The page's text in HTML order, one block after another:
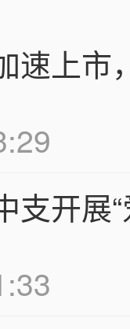
速上市
支开展